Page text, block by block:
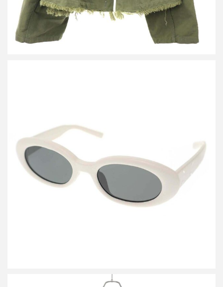
メゾン マルジェラ ジェントルモンスター MM107 LETHER サング
買取金額15,000円
詳しく見る